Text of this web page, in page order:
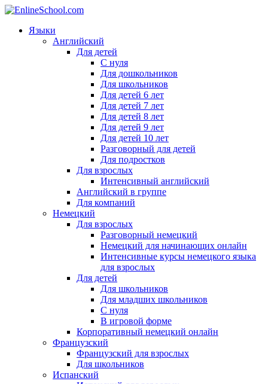
Языки
Английский
Для детей
С нуля
Для дошкольников
Для школьников
Для детей 6 лет
Для детей 7 лет
Для детей 8 лет
Для детей 9 лет
Для детей 10 лет
Разговорный для детей
Для подростков
Для взрослых
Интенсивный английский
Английский в группе
Для компаний
Немецкий
Для взрослых
Разговорный немецкий
Немецкий для начинающих онлайн
Интенсивные курсы немецкого языка
для взрослых
Для детей
Для школьников
Для младших школьников
С нуля
В игровой форме
Корпоративный немецкий онлайн
Французский
Французский для взрослых
Для школьников
Испанский